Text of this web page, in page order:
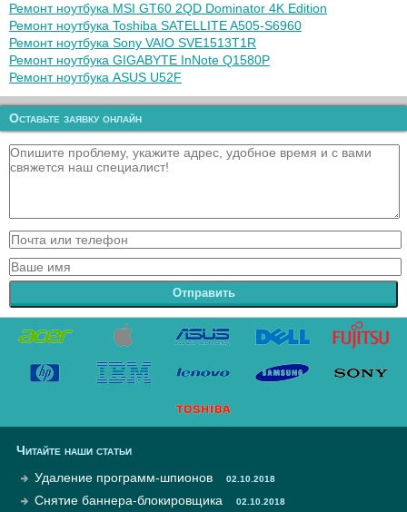
Ремонт ноутбука MSI GT60 2QD Dominator 4K Edition
Ремонт ноутбука Toshiba SATELLITE A505-S6960
Ремонт ноутбука Sony VAIO SVE1513T1R
Ремонт ноутбука GIGABYTE InNote Q1580P
Ремонт ноутбука ASUS U52F
Оставьте заявку онлайн
Отправить
Читайте наши статьи
Удаление программ-шпионов
02.10.2018
Снятие баннера-блокировщика 02.10.2018